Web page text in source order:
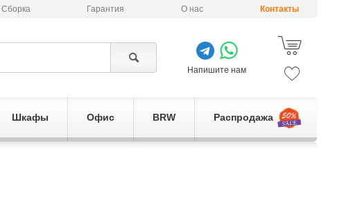
Сборка Гарантия О нас Контакты
Напишите нам
Шкафы Офис BRW Распродажа